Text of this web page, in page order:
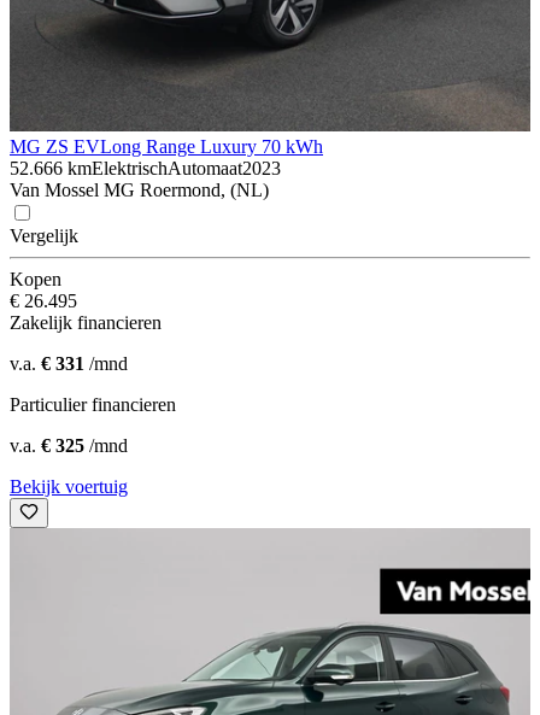
MG ZS EVLong Range Luxury 70 kWh
52.666 kmElektrischAutomaat2023
Van Mossel MG Roermond, (NL)
Vergelijk
Kopen
€ 26.495
Zakelijk financieren
v.a. € 331 /mnd
Particulier financieren
v.a. € 325 /mnd
Bekijk voertuig